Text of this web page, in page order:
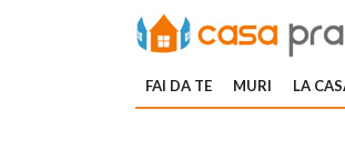
FAI DA TE MURI LA